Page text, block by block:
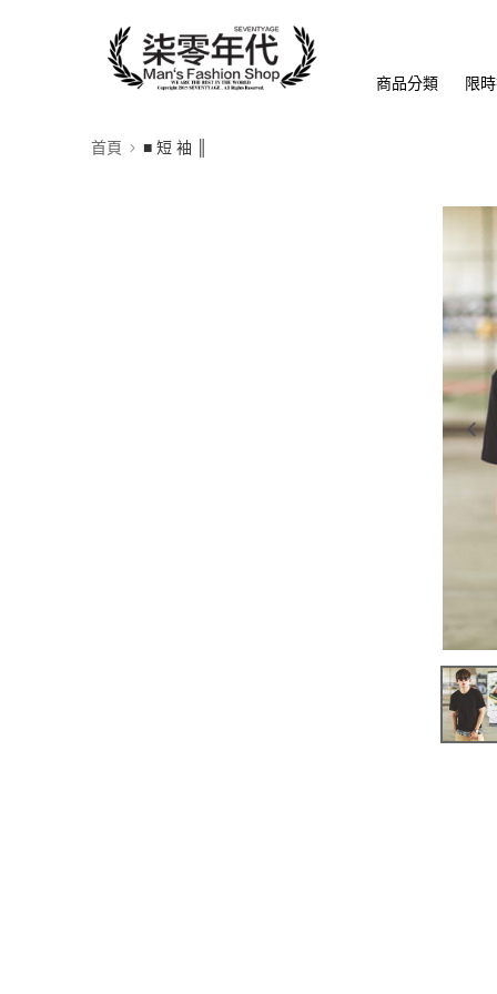
商品分類 限
首頁 ■ 短 袖 ║